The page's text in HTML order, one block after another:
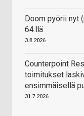
Doom pyörii nyt
64:llä
3.8.2026
Counterpoint
toimitukset
ensimmäisellä
31.7.2026